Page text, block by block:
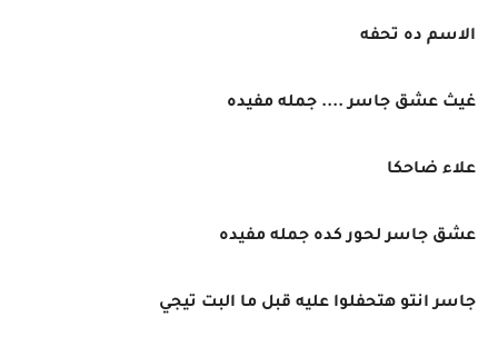
الاسم ده تحفه
غيث عشق جاسر .... جمله مفيده
علاء ضاحكا
عشق جاسر لحور كده جمله مفيده
جاسر انتو هتحفلوا عليه قبل ما البت تيجي